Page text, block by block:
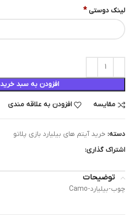
لینک دوستی *
افزودن به سبد خرید
مقایسه افزودن به علاقه مندی
دسته: خرید آیتم های بیلیارد بازی پلاتو
اشتراک گذاری:
توضیحات
چوب-بیلیارد-Camo